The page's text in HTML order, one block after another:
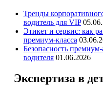
Тренды
водитель для VIP
Этикет и сервис: как
премиум-класса
Безопасность
водителя 01.06.2026
Экспертиза в